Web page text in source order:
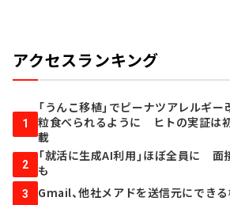
アクセスランキング
1
「うんこ移植」でピーナツアレルギー
粒食べられるように ヒトの実証
載
2
「就活に生成AI利用」ほぼ全員に 面
も
3 Gmail、他社メアドを送信元にでき